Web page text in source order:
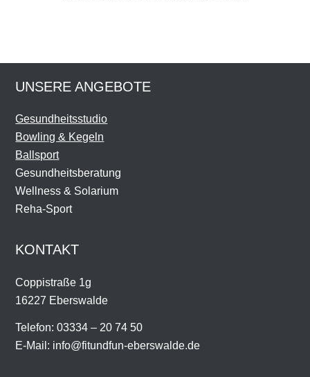
UNSERE ANGEBOTE
Gesundheitsstudio
Bowling & Kegeln
Ballsport
Gesundheitsberatung
Wellness & Solarium
Reha-Sport
KONTAKT
Coppistraße 1g
16227 Eberswalde
Telefon: 03334 – 20 74 50
E-Mail: info@fitundfun-eberswalde.de